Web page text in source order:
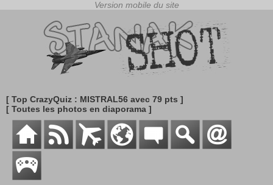
[ Top CrazyQuiz : MISTRAL56 avec 79 pts ]
[ Toutes les photos en diaporama ]